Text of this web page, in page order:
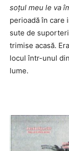
soțul meu le va
perioadă în care
sute de
trimise acasă.
locul într-unul
lume.